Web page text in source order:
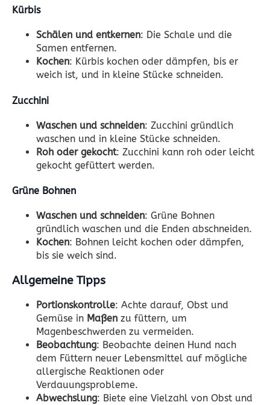
Kürbis
Schälen und entkernen: Die Schale und die
Samen entfernen.
Kochen: Kürbis kochen oder dämpfen, bis er
weich ist, und in kleine Stücke schneiden.
Zucchini
Waschen und schneiden: Zucchini gründlich
waschen und in kleine Stücke schneiden.
Roh oder gekocht: Zucchini kann roh oder leicht
gekocht gefüttert werden.
Grüne Bohnen
Waschen und schneiden: Grüne Bohnen
gründlich waschen und die Enden abschneiden.
Kochen: Bohnen leicht kochen oder dämpfen,
bis sie weich sind.
Allgemeine Tipps
Portionskontrolle: Achte darauf, Obst und
Gemüse in Maßen zu füttern, um
Magenbeschwerden zu vermeiden.
Beobachtung: Beobachte deinen Hund nach
dem Füttern neuer Lebensmittel auf mögliche
allergische Reaktionen oder
Verdauungsprobleme.
Abwechslung: Biete eine Vielzahl von Obst und